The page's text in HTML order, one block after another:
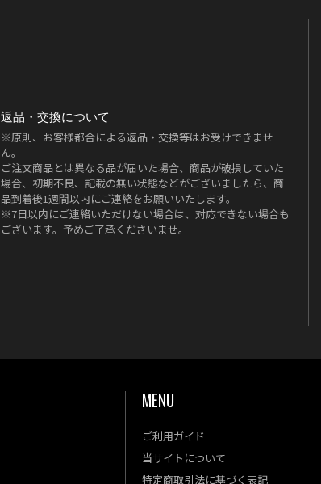
返品・交換について
※原則、お客様都合による返品・交換等はお受けできませ
ん。
ご注文商品とは異なる品が届いた場合、商品が破損していた
場合、初期不良、記載の無い状態などがございましたら、商
品到着後1週間以内にご連絡をお願いいたします。
※7日以内にご連絡いただけない場合は、対応できない場合も
ございます。予めご了承くださいませ。
MENU
ご利用ガイド
当サイトについて
特定商取引法に基づく表記